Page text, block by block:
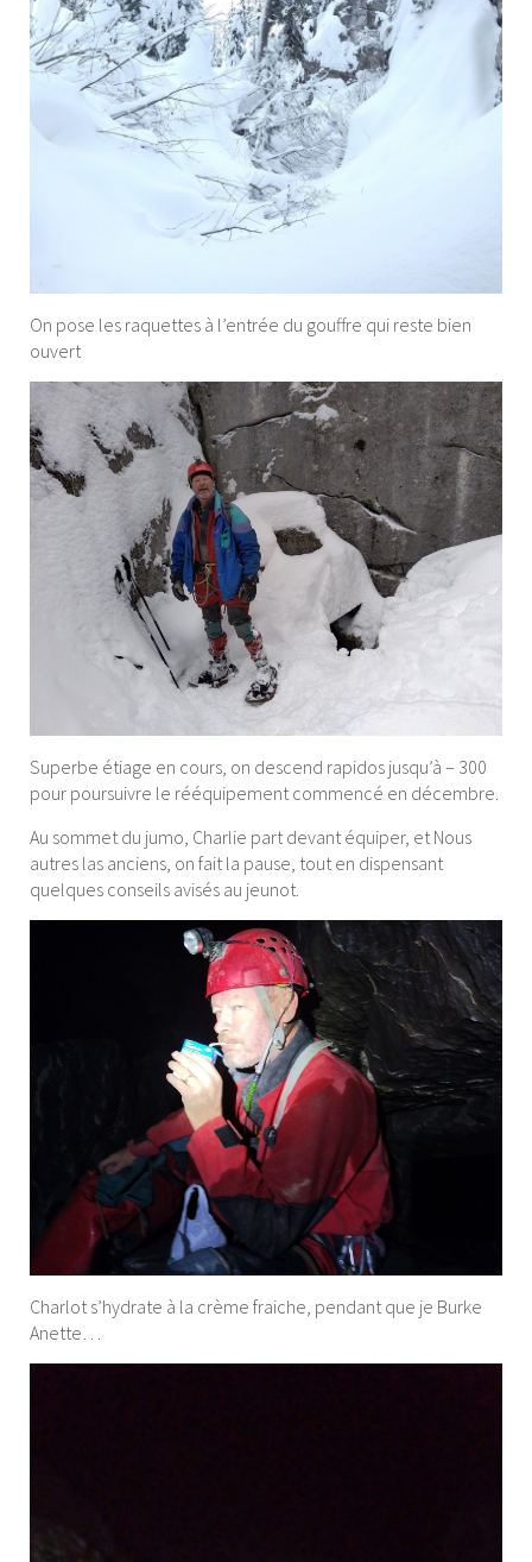
On pose les raquettes à l’entrée du gouffre qui reste bien
ouvert
Superbe étiage en cours, on descend rapidos jusqu’à – 300
pour poursuivre le rééquipement commencé en décembre.
Au sommet du jumo, Charlie part devant équiper, et Nous
autres las anciens, on fait la pause, tout en dispensant
quelques conseils avisés au jeunot.
Charlot s’hydrate à la crème fraiche, pendant que je Burke
Anette…